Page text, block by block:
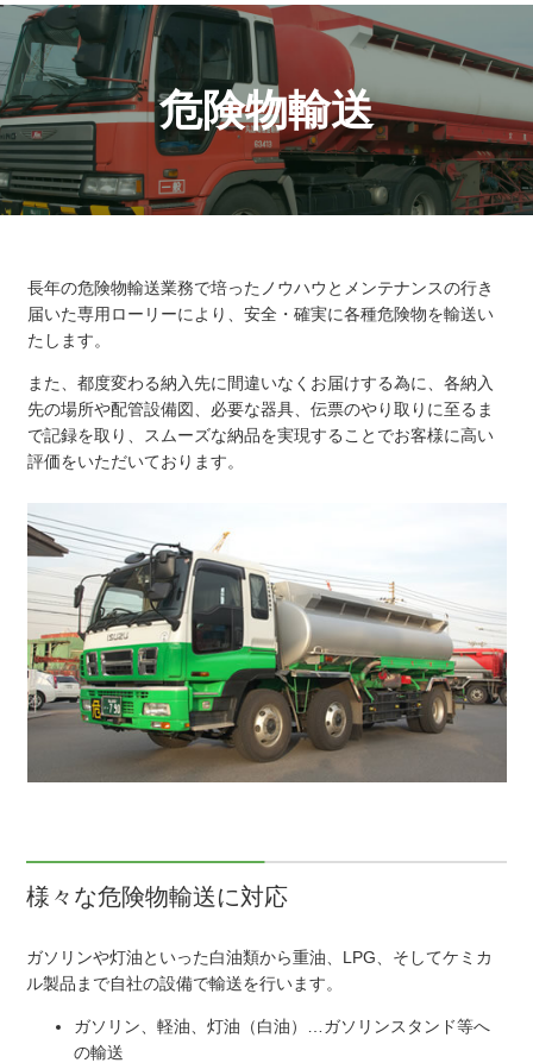
危険物輸送
長年の危険物輸送業務で培ったノウハウとメンテナンスの行き
届いた専用ローリーにより、安全・確実に各種危険物を輸送い
たします。
また、都度変わる納入先に間違いなくお届けする為に、各納入
先の場所や配管設備図、必要な器具、伝票のやり取りに至るま
で記録を取り、スムーズな納品を実現することでお客様に高い
評価をいただいております。
様々な危険物輸送に対応
ガソリンや灯油といった白油類から重油、LPG、そしてケミカ
ル製品まで自社の設備で輸送を行います。
ガソリン、軽油、灯油（白油）…ガソリンスタンド等へ
の輸送